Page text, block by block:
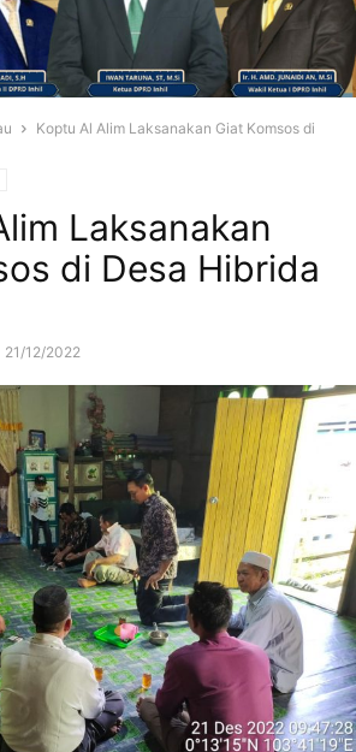
Koptu Al Alim Laksanakan Giat Komsos di
Laksanakan
di Desa Hibrida
21/12/2022